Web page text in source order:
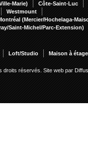
Marie)
Côte-Saint-Luc
Westmount
(Mercier/Hochelaga-
Saint-Michel/Parc-Extension)
Loft/Studio Maison à
droits réservés. Site web par